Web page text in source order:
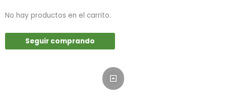
No hay productos en el carrito.
Seguir comprando